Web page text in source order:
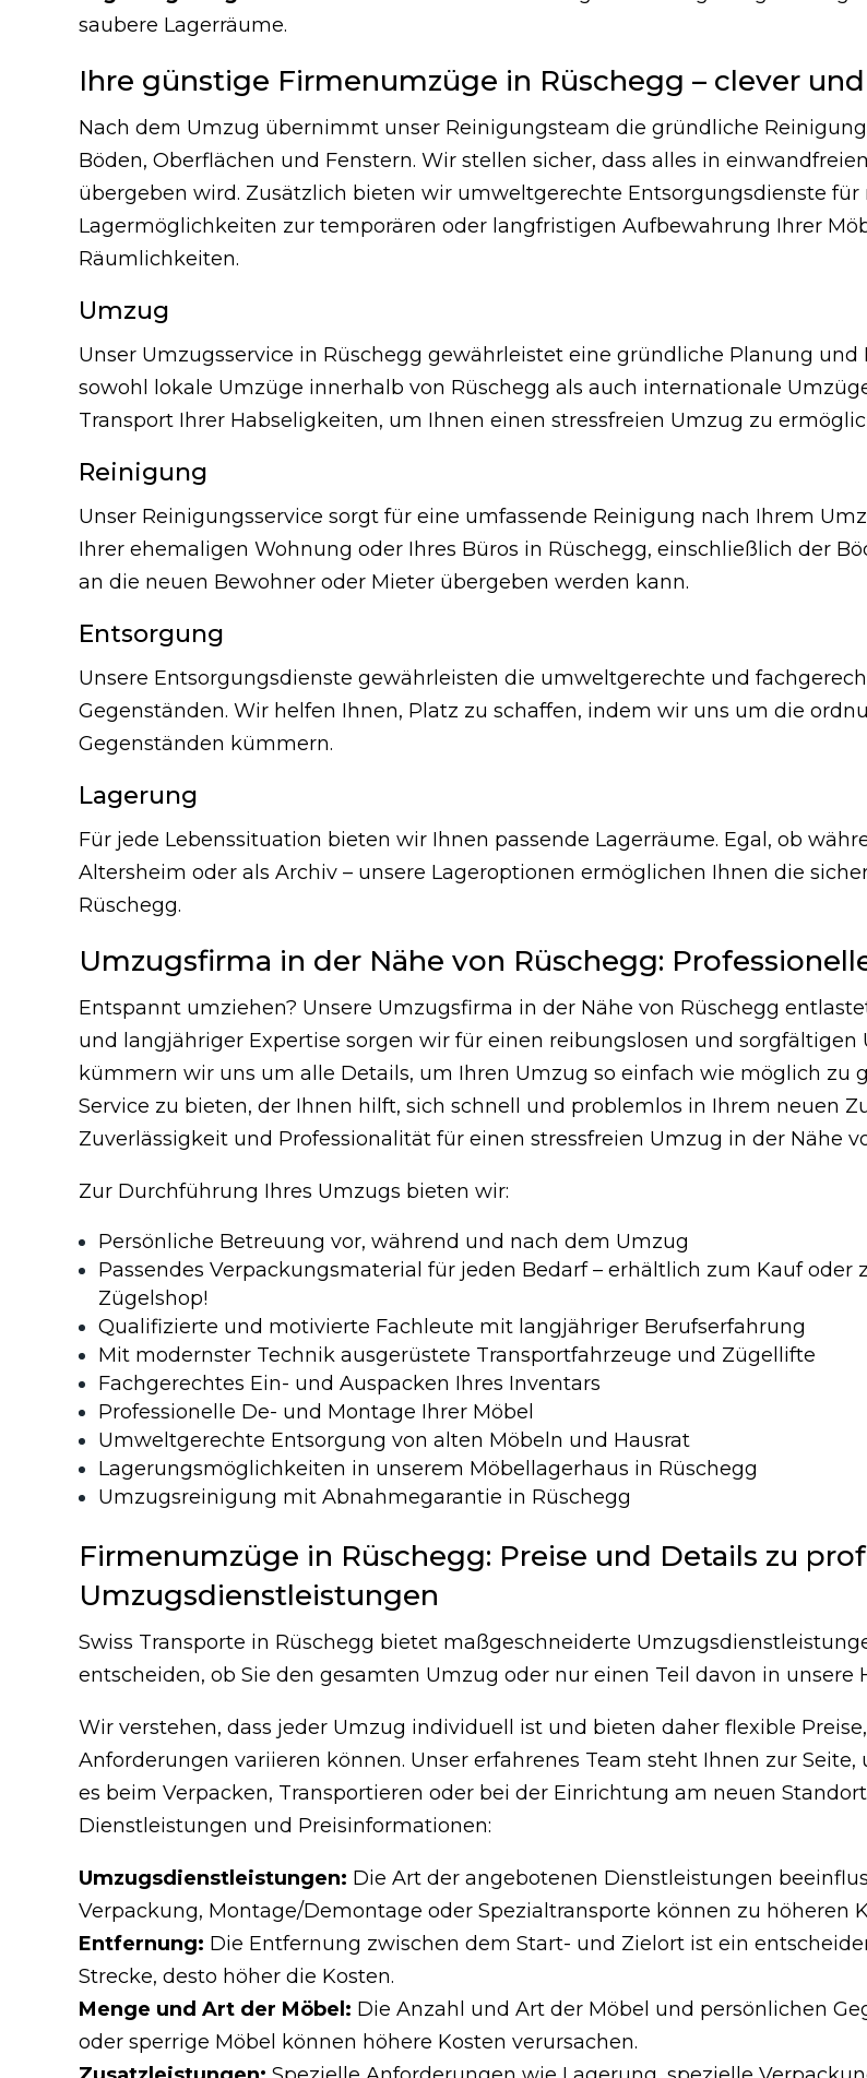
saubere Lagerräume.
Ihre günstige Firmenumzüge in Rüschegg – clever
Nach dem Umzug übernimmt unser Reinigungsteam die gründliche
Böden, Oberflächen und Fenstern. Wir stellen sicher, dass alles in
übergeben wird. Zusätzlich bieten wir umweltgerechte Entsorgungsdienste
Lagermöglichkeiten zur temporären oder langfristigen Aufbewahrung Ihrer
Räumlichkeiten.
Umzug
Unser Umzugsservice in Rüschegg gewährleistet eine gründliche Planung
sowohl lokale Umzüge innerhalb von Rüschegg als auch internationale
Transport Ihrer Habseligkeiten, um Ihnen einen stressfreien Umzug zu
Reinigung
Unser Reinigungsservice sorgt für eine umfassende Reinigung nach Ihrem
Ihrer ehemaligen Wohnung oder Ihres Büros in Rüschegg, einschließlich der
an die neuen Bewohner oder Mieter übergeben werden kann.
Entsorgung
Unsere Entsorgungsdienste gewährleisten die umweltgerechte und
Gegenständen. Wir helfen Ihnen, Platz zu schaffen, indem wir uns um die
Gegenständen kümmern.
Lagerung
Für jede Lebenssituation bieten wir Ihnen passende Lagerräume. Egal, ob
Altersheim oder als Archiv – unsere Lageroptionen ermöglichen Ihnen die
Rüschegg.
Umzugsfirma in der Nähe von Rüschegg:
Entspannt umziehen? Unsere Umzugsfirma in der Nähe von Rüschegg
und langjähriger Expertise sorgen wir für einen reibungslosen und
kümmern wir uns um alle Details, um Ihren Umzug so einfach wie möglich zu
Service zu bieten, der Ihnen hilft, sich schnell und problemlos in Ihrem neuen
Zuverlässigkeit und Professionalität für einen stressfreien Umzug in der Nähe
Zur Durchführung Ihres Umzugs bieten wir:
Persönliche Betreuung vor, während und nach dem Umzug
Passendes Verpackungsmaterial für jeden Bedarf – erhältlich zum Kauf oder
Zügelshop!
Qualifizierte und motivierte Fachleute mit langjähriger Berufserfahrung
Mit modernster Technik ausgerüstete Transportfahrzeuge und Zügellifte
Fachgerechtes Ein- und Auspacken Ihres Inventars
Professionelle De- und Montage Ihrer Möbel
Umweltgerechte Entsorgung von alten Möbeln und Hausrat
Lagerungsmöglichkeiten in unserem Möbellagerhaus in Rüschegg
Umzugsreinigung mit Abnahmegarantie in Rüschegg
Firmenumzüge in Rüschegg: Preise und Details zu
Umzugsdienstleistungen
Swiss Transporte in Rüschegg bietet maßgeschneiderte
entscheiden, ob Sie den gesamten Umzug oder nur einen Teil davon in unsere
Wir verstehen, dass jeder Umzug individuell ist und bieten daher flexible
Anforderungen variieren können. Unser erfahrenes Team steht Ihnen zur
es beim Verpacken, Transportieren oder bei der Einrichtung am neuen
Dienstleistungen und Preisinformationen:
Umzugsdienstleistungen: Die Art der angebotenen Dienstleistungen
Verpackung, Montage/Demontage oder Spezialtransporte können zu höheren
Entfernung: Die Entfernung zwischen dem Start- und Zielort ist ein
Strecke, desto höher die Kosten.
Menge und Art der Möbel: Die Anzahl und Art der Möbel und persönlichen
oder sperrige Möbel können höhere Kosten verursachen.